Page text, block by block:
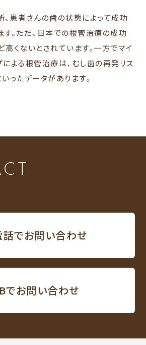
、患者さんの歯の状態によって成功
す。ただ、日本での根管治療の成功
くないとされています。一方でマイ
による根管治療は、むし歯の再発リス
ったデータがあります。
話でお問い合わせ
でお問い合わせ